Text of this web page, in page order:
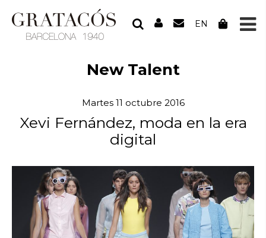
EN
New Talent
Martes 11 octubre 2016
Xevi Fernández, moda en la era
digital